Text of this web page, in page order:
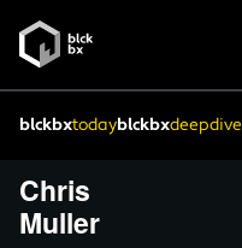
blckbxtodayblckbxdeepdive
Chris
Muller